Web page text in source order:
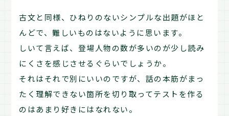
古文と同様、ひねりのないシンプルな出題がほと
んどで、難しいものはないように思います。
しいて言えば、登場人物の数が多いのが少し読み
にくさを感じさせるぐらいでしょうか。
それはそれで別にいいのですが、話の本筋がまっ
たく理解できない箇所を切り取ってテストを作る
のはあまり好きにはなれない。